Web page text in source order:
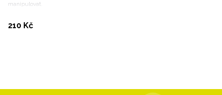
manipulovat.
210 Kč